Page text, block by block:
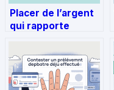
Placer de l’argent
qui rapporte
sans prendre de
risques excessifs